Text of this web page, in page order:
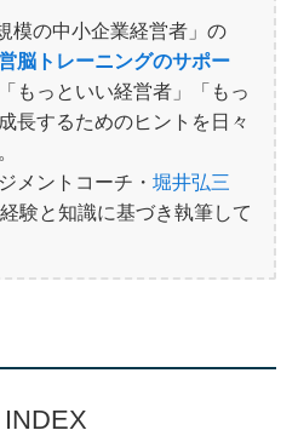
模の中小企業経営者」の
脳トレーニングのサポー
もっといい経営者」「もっ
長するためのヒントを日々
メントコーチ・堀井弘三
験と知識に基づき執筆して
INDEX